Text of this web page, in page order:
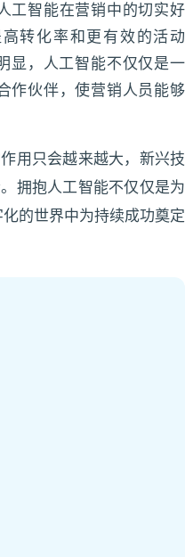
工智能在营销中的切实好
转化率和更有效的活动
，人工智能不仅仅是一
作伙伴，使营销人员能够
用只会越来越大，新兴技
拥抱人工智能不仅仅是为
的世界中为持续成功奠定